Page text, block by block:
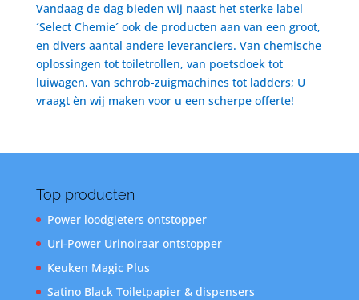
Vandaag de dag bieden wij naast het sterke label
´Select Chemie´ ook de producten aan van een groot,
en divers aantal andere leveranciers. Van chemische
oplossingen tot toiletrollen, van poetsdoek tot
luiwagen, van schrob-zuigmachines tot ladders; U
vraagt èn wij maken voor u een scherpe offerte!
Top producten
Power loodgieters ontstopper
Uri-Power Urinoiraar ontstopper
Keuken Magic Plus
Satino Black Toiletpapier & dispensers